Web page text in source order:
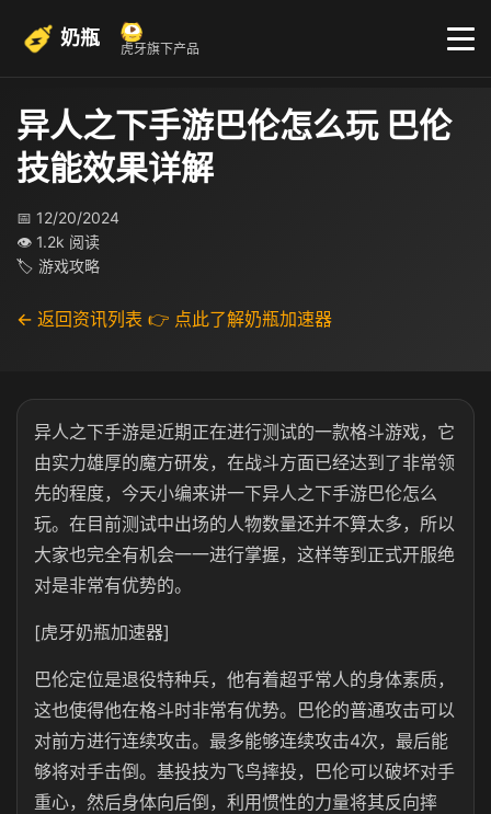
奶瓶 虎牙旗下产品
异人之下手游巴伦怎么玩 巴伦
技能效果详解
📅 12/20/2024
👁 1.2k 阅读
🏷 游戏攻略
← 返回资讯列表 👉 点此了解奶瓶加速器
异人之下手游是近期正在进行测试的一款格斗游戏，它
由实力雄厚的魔方研发，在战斗方面已经达到了非常领
先的程度，今天小编来讲一下异人之下手游巴伦怎么
玩。在目前测试中出场的人物数量还并不算太多，所以
大家也完全有机会一一进行掌握，这样等到正式开服绝
对是非常有优势的。
[虎牙奶瓶加速器]
巴伦定位是退役特种兵，他有着超乎常人的身体素质，
这也使得他在格斗时非常有优势。巴伦的普通攻击可以
对前方进行连续攻击。最多能够连续攻击4次，最后能
够将对手击倒。基投技为飞鸟摔投，巴伦可以破坏对手
重心，然后身体向后倒，利用惯性的力量将其反向摔